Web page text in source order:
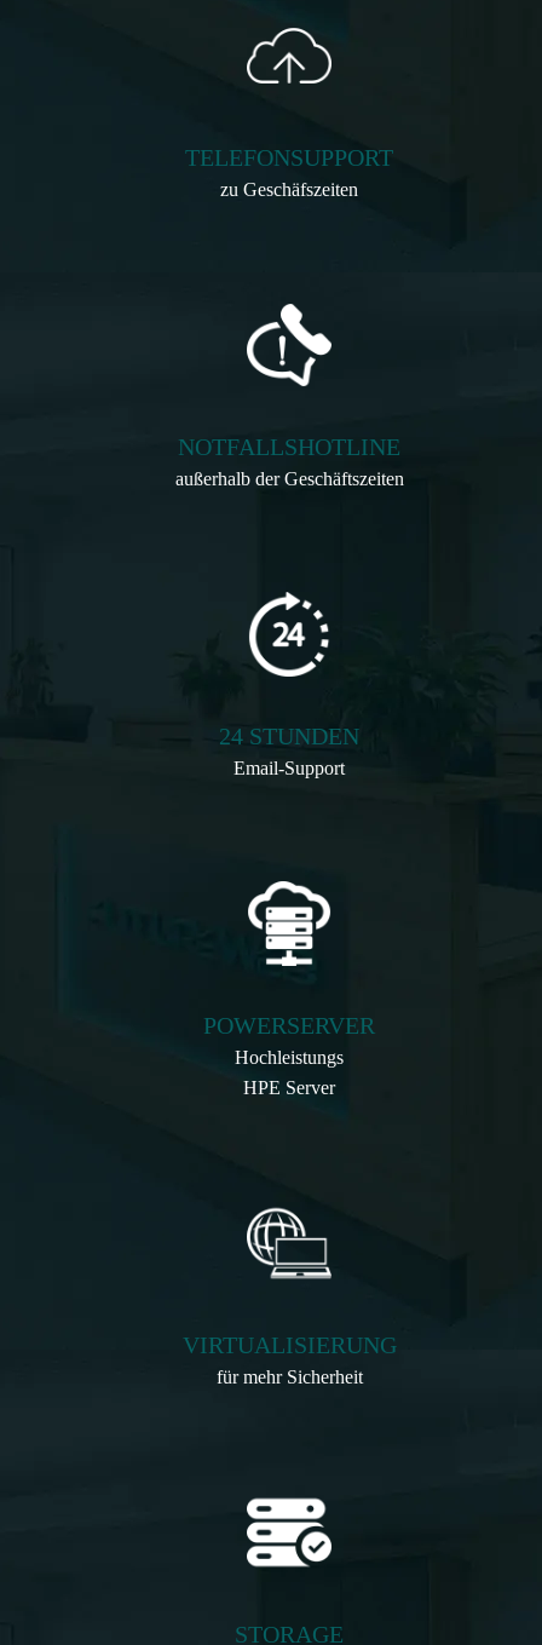
TELEFONSUPPORT
zu Geschäfszeiten
NOTFALLSHOTLINE
außerhalb der Geschäftszeiten
24 STUNDEN
Email-Support
POWERSERVER
Hochleistungs
HPE Server
VIRTUALISIERUNG
für mehr Sicherheit
STORAGE